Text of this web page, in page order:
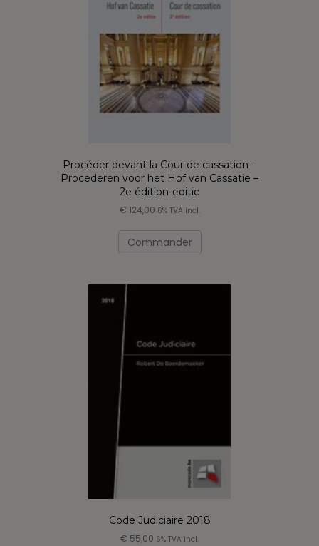
Procéder devant la Cour de cassation –
Procederen voor het Hof van Cassatie –
2e édition-editie
€ 124,00 6% TVA incl.
Commander
a
variations.
choisies
sur
Code Judiciaire 2018
€ 55,00 6% TVA incl.